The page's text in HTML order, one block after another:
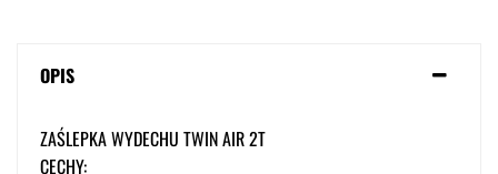
OPIS
ZAŚLEPKA WYDECHU TWIN AIR 2T
CECHY: